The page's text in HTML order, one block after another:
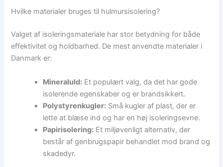
Hvilke materialer bruges til hulmursisolering?
Valget af isoleringsmateriale har stor betydning for både
effektivitet og holdbarhed. De mest anvendte materialer i
Danmark er:
Mineraluld: Et populært valg, da det har gode
isolerende egenskaber og er brandsikkert.
Polystyrenkugler: Små kugler af plast, der er
lette at blæse ind og har en høj isoleringsevne.
Papirisolering: Et miljøvenligt alternativ, der
består af genbrugspapir behandlet mod brand og
skadedyr.